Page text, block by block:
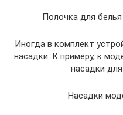
Полочка для
Иногда в комплект
насадки. К примеру, к
насадки
Насадки